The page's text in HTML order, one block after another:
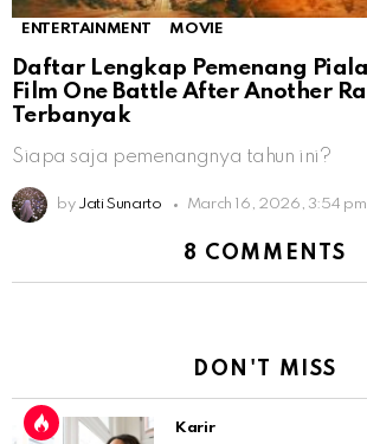
ENTERTAINMENT MOVIE
Daftar Lengkap Pemenang
Film One Battle After Another
Terbanyak
Siapa saja pemenangnya tahun ini?
by Jati Sunarto March 16, 2026, 3:54 pm
8 COMMENTS
DON'T MISS
Karir